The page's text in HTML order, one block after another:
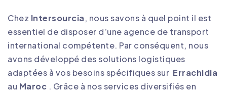
Chez Intersourcia, nous savons à quel point il est
essentiel de disposer d’une agence de transport
international compétente. Par conséquent, nous
avons développé des solutions logistiques
adaptées à vos besoins spécifiques sur Errachidia
au Maroc . Grâce à nos services diversifiés en